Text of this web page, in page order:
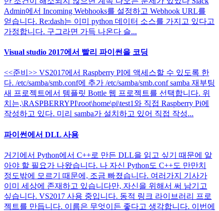
Admin에서 Incoming Webhooks를 설정하고 Webhook URL를
얻습니다. Re:dash는 이미 python 데이터 소스를 가지고 있다고
가정합니다. 구그라면 가득 나온다 슬...
Visual studio 2017에서 빨리 파이썬을 코딩
<<준비>> VS2017에서 Raspberry PI에 액세스할 수 있도록 한
다. /etc/samba/smb.conf에 추가 /etc/samba/smb.conf samba 재부팅
새 프로젝트에서 템플릿 Bottle 웹 프로젝트를 선택합니다. 위
치는,\RASPBERRYPI\root\home\pi\test1와 직접 Raspberry Pi에
작성하고 있다. 미리 samba가 설치하고 있어 직접 작성...
파이썬에서 DLL 사용
거기에서 Python에서 C++로 만든 DLL을 읽고 싶기 때문에 알
아야 할 필요가 나왔습니다. 나 자신 Python도 C++도 만만치
정도밖에 모르기 때문에, 조금 빠졌습니다. 여러가지 기사가
이미 세상에 존재하고 있습니다만, 자신을 위해서 써 남기고
싶습니다. VS2017 사용 중입니다. 동적 링크 라이브러리 프로
젝트를 만듭니다. 이름은 무엇이든 좋다고 생각합니다. 이번에